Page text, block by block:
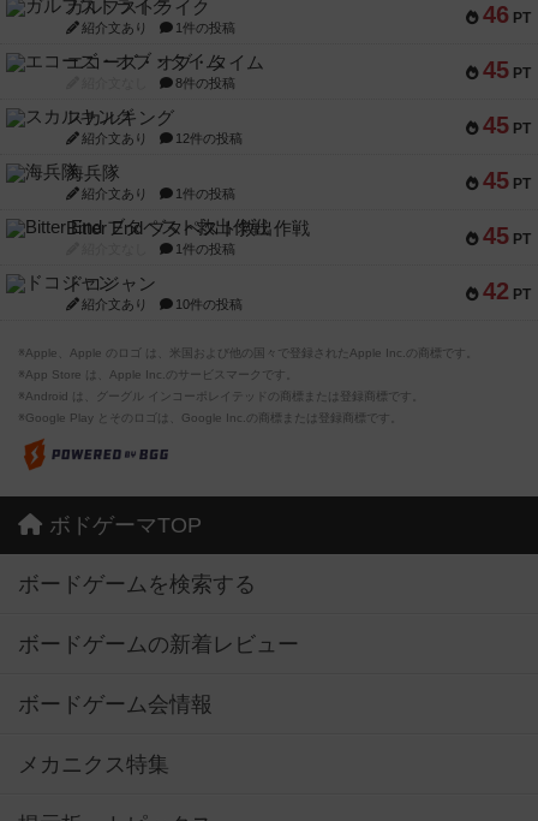
46 PT
ガルフストライク
紹介文あり 1件の投稿
45 PT
エコーズ・オブ・タイム
8件の投稿
45 PT
スカルキング
紹介文あり 12件の投稿
45 PT
海兵隊
紹介文あり 1件の投稿
45 PT
Bitter End ブタペスト救出作戦
1件の投稿
42 PT
ドコジャン
紹介文あり 10件の投稿
※Apple、Apple のロゴ は、米国および他の国々で登録されたApple Inc.の商標です。
※App Store は、Apple Inc.のサービスマークです。
※Android は、グーグル インコーポレイテッドの商標または登録商標です。
※Google Play とそのロゴは、Google Inc.の商標または登録商標です。
ボドゲーマTOP
ボードゲームを検索する
ボードゲームの新着レビュー
ボードゲーム会情報
メカニクス特集